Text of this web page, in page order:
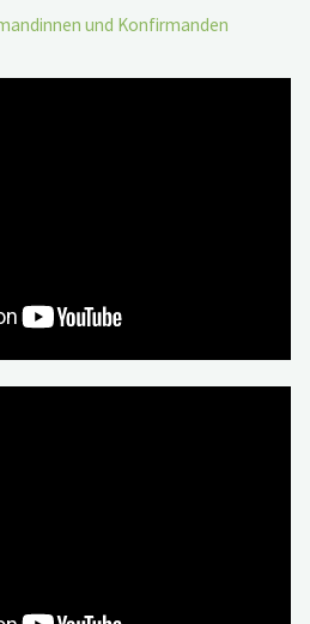
und Konfirmanden